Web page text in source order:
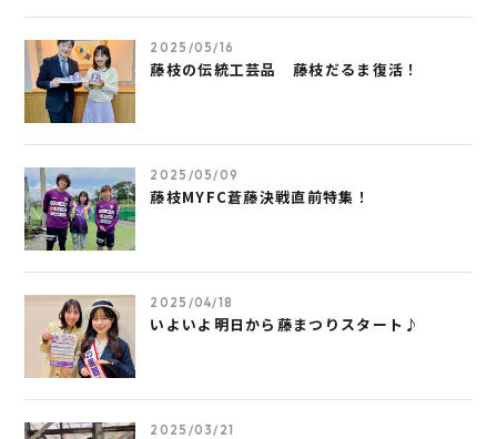
2025/05/16
藤枝の伝統工芸品 藤枝だるま復活！
2025/05/09
藤枝MYFC蒼藤決戦直前特集！
2025/04/18
いよいよ明日から藤まつりスタート♪
2025/03/21